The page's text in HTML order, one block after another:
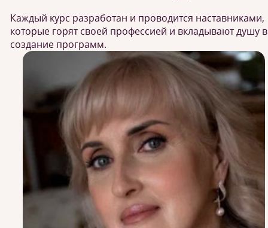
Каждый курс разработан и проводится наставниками,
которые горят своей профессией и вкладывают душу в
создание программ.